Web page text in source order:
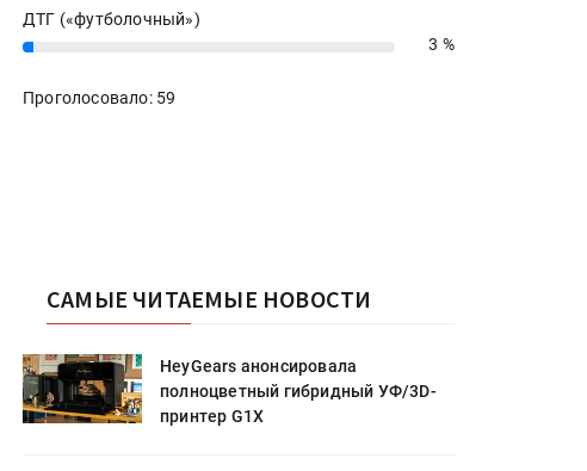
ДТГ («футболочный»)
3% 3 %
Проголосовало: 59
САМЫЕ ЧИТАЕМЫЕ НОВОСТИ
HeyGears анонсировала
полноцветный гибридный УФ/3D-
принтер G1X